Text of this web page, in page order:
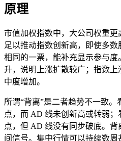
原理
市值加权指数中，大公司权重更
足以推动指数创新高，即使多
相同的一票，能补充显示参与
升，说明上涨扩散较广；指数
中度增加。
所谓“背离”是二者趋势不一致
点，而 AD 线未创新高或转弱
点，但 AD 线没有同步破底。
间信号。集中行情可以持续数